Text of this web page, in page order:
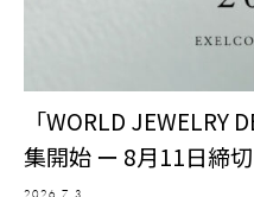
「WORLD JEWELRY
集開始 ー 8月11日締切